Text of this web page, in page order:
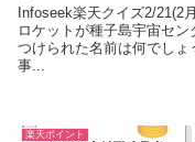
Infoseek楽天クイズ2/21(2
ロケットが種子島宇宙セ
つけられた名前は何でし
事...
楽天ポイント